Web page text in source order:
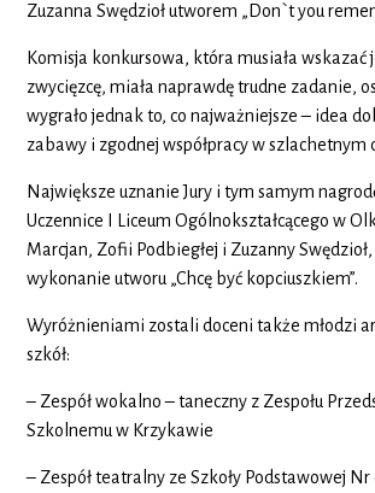
Zuzanna Swędzioł utworem „Don`t you
Komisja konkursowa, która musiała wskazać
zwycięzcę, miała naprawdę trudne zadanie,
wygrało jednak to, co najważniejsze – idea
zabawy i zgodnej współpracy w szlachetnym
Największe uznanie Jury i tym samym
Uczennice I Liceum Ogólnokształcącego w
Marcjan, Zofii Podbiegłej i Zuzanny
wykonanie utworu „Chcę być kopciuszkiem”.
Wyróżnieniami zostali doceni także młodzi
szkół:
– Zespół wokalno – taneczny z Zespołu
Szkolnemu w Krzykawie
– Zespół teatralny ze Szkoły Podstawowej Nr